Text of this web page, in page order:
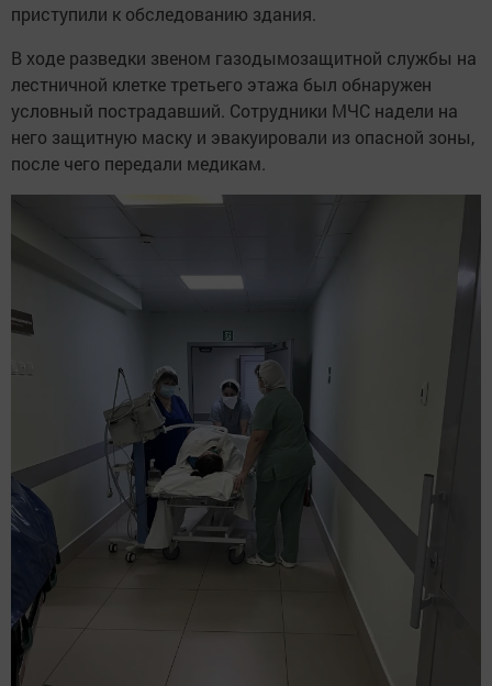
приступили к обследованию здания.
В ходе разведки звеном газодымозащитной службы на
лестничной клетке третьего этажа был обнаружен
условный пострадавший. Сотрудники МЧС надели на
него защитную маску и эвакуировали из опасной зоны,
после чего передали медикам.